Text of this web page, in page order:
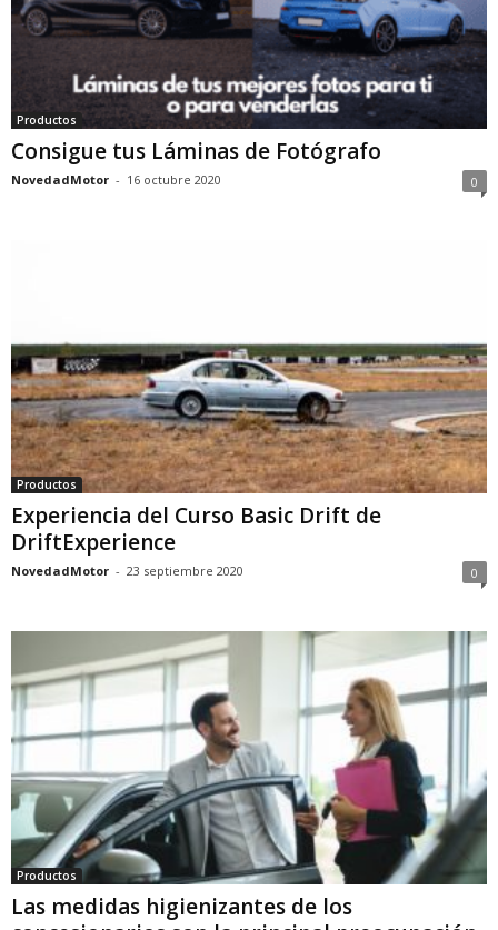
Productos
Consigue tus Láminas de Fotógrafo
NovedadMotor - 16 octubre 2020 0
Productos
Experiencia del Curso Basic Drift de
DriftExperience
NovedadMotor - 23 septiembre 2020 0
Productos
Las medidas higienizantes de los